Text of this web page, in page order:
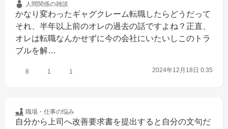
人間関係の雑談
かなり変わったギャグクレーム転職したらどうだって
それ、半年以上前のオレの過去の話ですよね？正直、
オレは転職なんかせずに今の会社にいたいしこのトラ
ブルを解…
8 1 1 2024年12月18日 0:35
職場・仕事の悩み
自分から上司へ改善要求書を提出すると自分の文句だ